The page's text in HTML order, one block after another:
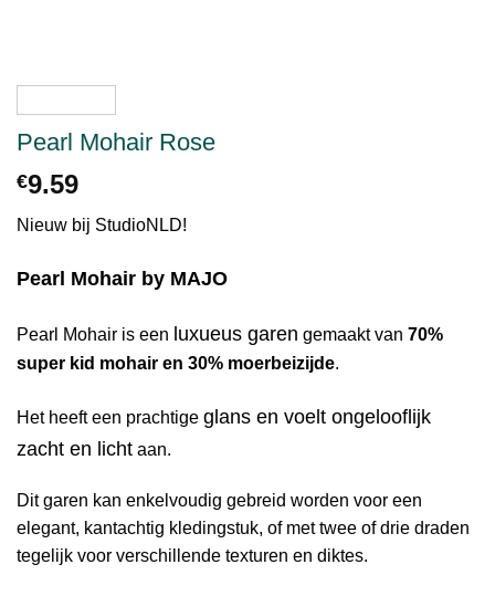
Pearl Mohair Rose
€9.59
Nieuw bij StudioNLD!
Pearl Mohair by MAJO
Pearl Mohair is een luxueus garen gemaakt van 70%
super kid mohair en 30% moerbeizijde.
Het heeft een prachtige glans en voelt ongelooflijk
zacht en licht aan.
Dit garen kan enkelvoudig gebreid worden voor een
elegant, kantachtig kledingstuk, of met twee of drie draden
tegelijk voor verschillende texturen en diktes.